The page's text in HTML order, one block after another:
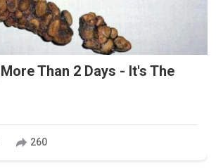
Than 2 Days - It's The
260